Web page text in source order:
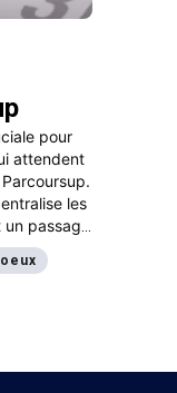
pour
attendent
les
passage
en